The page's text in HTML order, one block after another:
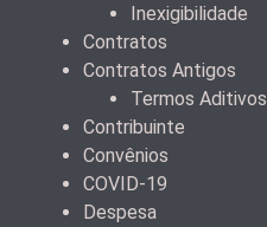
Inexigibilidade
Contratos
Contratos Antigos
Termos Aditivos
Contribuinte
Convênios
COVID-19
Despesa